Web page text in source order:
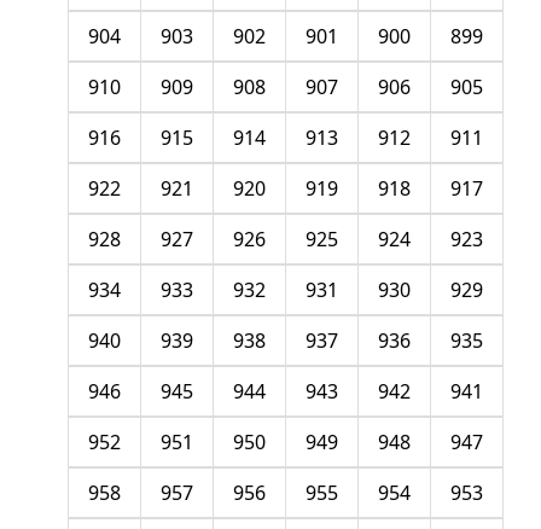
899
900
901
902
903
904
905
906
907
908
909
910
911
912
913
914
915
916
917
918
919
920
921
922
923
924
925
926
927
928
929
930
931
932
933
934
935
936
937
938
939
940
941
942
943
944
945
946
947
948
949
950
951
952
953
954
955
956
957
958